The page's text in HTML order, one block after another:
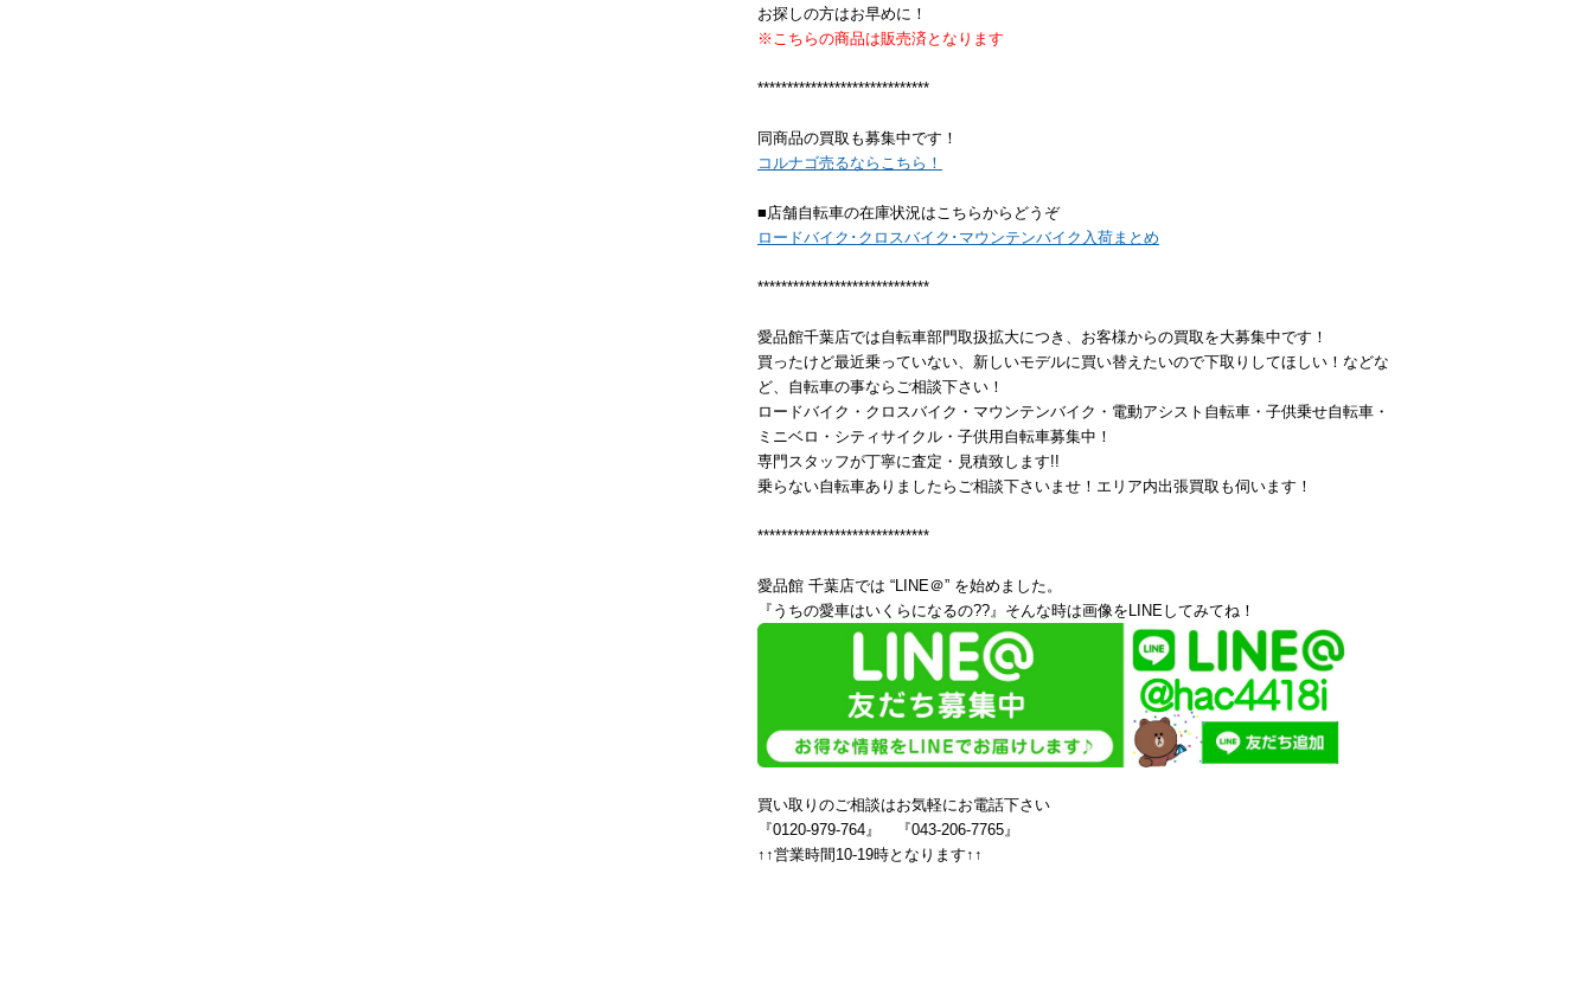
お探しの方はお早めに！
※こちらの商品は販売済となります
*****************************
同商品の買取も募集中です！
コルナゴ売るならこちら！
■店舗自転車の在庫状況はこちらからどうぞ
ロードバイク･クロスバイク･マウンテンバイク入荷まとめ
*****************************
愛品館千葉店では自転車部門取扱拡大につき、お客様からの買取を大募集中です！
買ったけど最近乗っていない、新しいモデルに買い替えたいので下取りしてほしい！などな
ど、自転車の事ならご相談下さい！
ロードバイク・クロスバイク・マウンテンバイク・電動アシスト自転車・子供乗せ自転車・
ミニベロ・シティサイクル・子供用自転車募集中！
専門スタッフが丁寧に査定・見積致します!!
乗らない自転車ありましたらご相談下さいませ！エリア内出張買取も伺います！
*****************************
愛品館 千葉店では “LINE＠” を始めました。
『うちの愛車はいくらになるの??』そんな時は画像をLINEしてみてね！
買い取りのご相談はお気軽にお電話下さい
『0120-979-764』 『043-206-7765』
↑↑営業時間10-19時となります↑↑